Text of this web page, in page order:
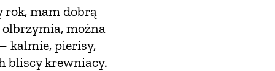
rok, mam dobrą
można
kalmie, pierisy,
bliscy krewniacy.